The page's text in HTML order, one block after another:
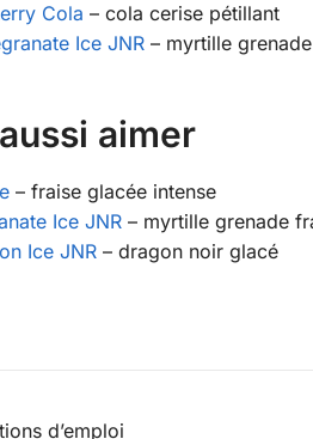
Cola – cola cerise pétillant
Ice JNR– myrtille
aimer
– fraise glacée intense
Ice JNR– myrtille grenade
Ice JNR– dragon noir glacé
d’emploi